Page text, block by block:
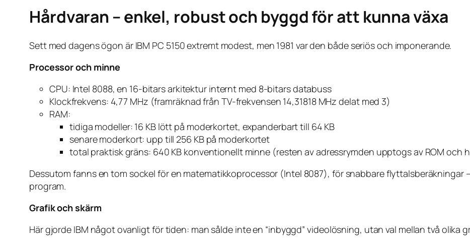
Hårdvaran – enkel, robust och byggd för att kunna växa
Sett med dagens ögon är IBM PC 5150 extremt modest, men 1981 var den både seriös och imponerande.
Processor och minne
CPU: Intel 8088, en 16-bitars arkitektur internt med 8-bitars databuss
Klockfrekvens: 4,77 MHz (framräknad från TV-frekvensen 14,31818 MHz delat med 3)
RAM:
tidiga modeller: 16 KB lött på moderkortet, expanderbart till 64 KB
senare moderkort: upp till 256 KB på moderkortet
total praktisk gräns: 640 KB konventionellt minne (resten av adressrymden upptogs av ROM och
Dessutom fanns en tom sockel för en matematikkop­rocessor (Intel 8087), för snabbare flyttalsberäkningar
program.
Grafik och skärm
Här gjorde IBM något ovanligt för tiden: man sålde inte en “inbyggd” videolösning, utan val mellan två olika